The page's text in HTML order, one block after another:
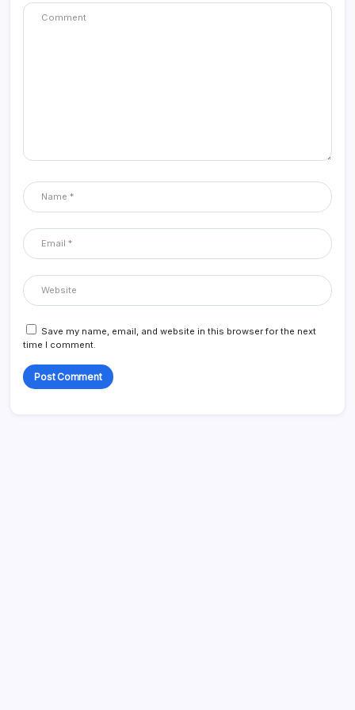
Save my name, email, and website in this browser for the next
time I comment.